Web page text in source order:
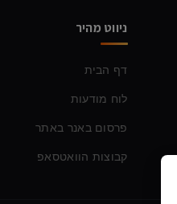
ניווט מהיר
דף הבית
לוח מודעות
פרסום באנר באתר
קבוצות הוואטסאפ